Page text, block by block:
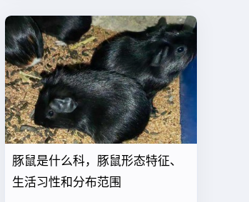
豚鼠是什么科，豚鼠形态特征、
生活习性和分布范围